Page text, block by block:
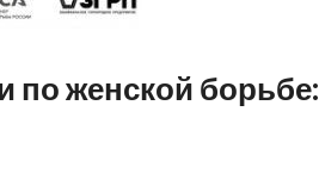
по женской борьбе: